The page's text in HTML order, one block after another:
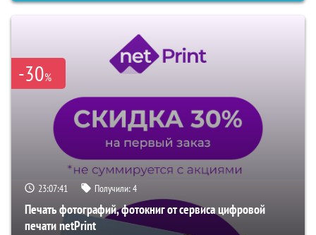
-30%
23:07:40 Получили:4
Печать фотографий, фотокниг от сервиса цифровой
печати netPrint